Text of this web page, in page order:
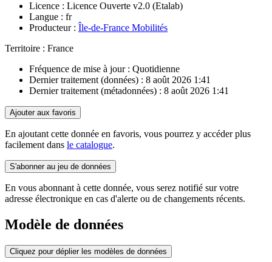
Licence : Licence Ouverte v2.0 (Etalab)
Langue : fr
Producteur : Île-de-France Mobilités
Territoire : France
Fréquence de mise à jour : Quotidienne
Dernier traitement (données) : 8 août 2026 1:41
Dernier traitement (métadonnées) : 8 août 2026 1:41
Ajouter aux favoris
En ajoutant cette donnée en favoris, vous pourrez y accéder plus
facilement dans le catalogue.
S'abonner au jeu de données
En vous abonnant à cette donnée, vous serez notifié sur votre
adresse électronique en cas d'alerte ou de changements récents.
Modèle de données
Cliquez pour déplier les modèles de données